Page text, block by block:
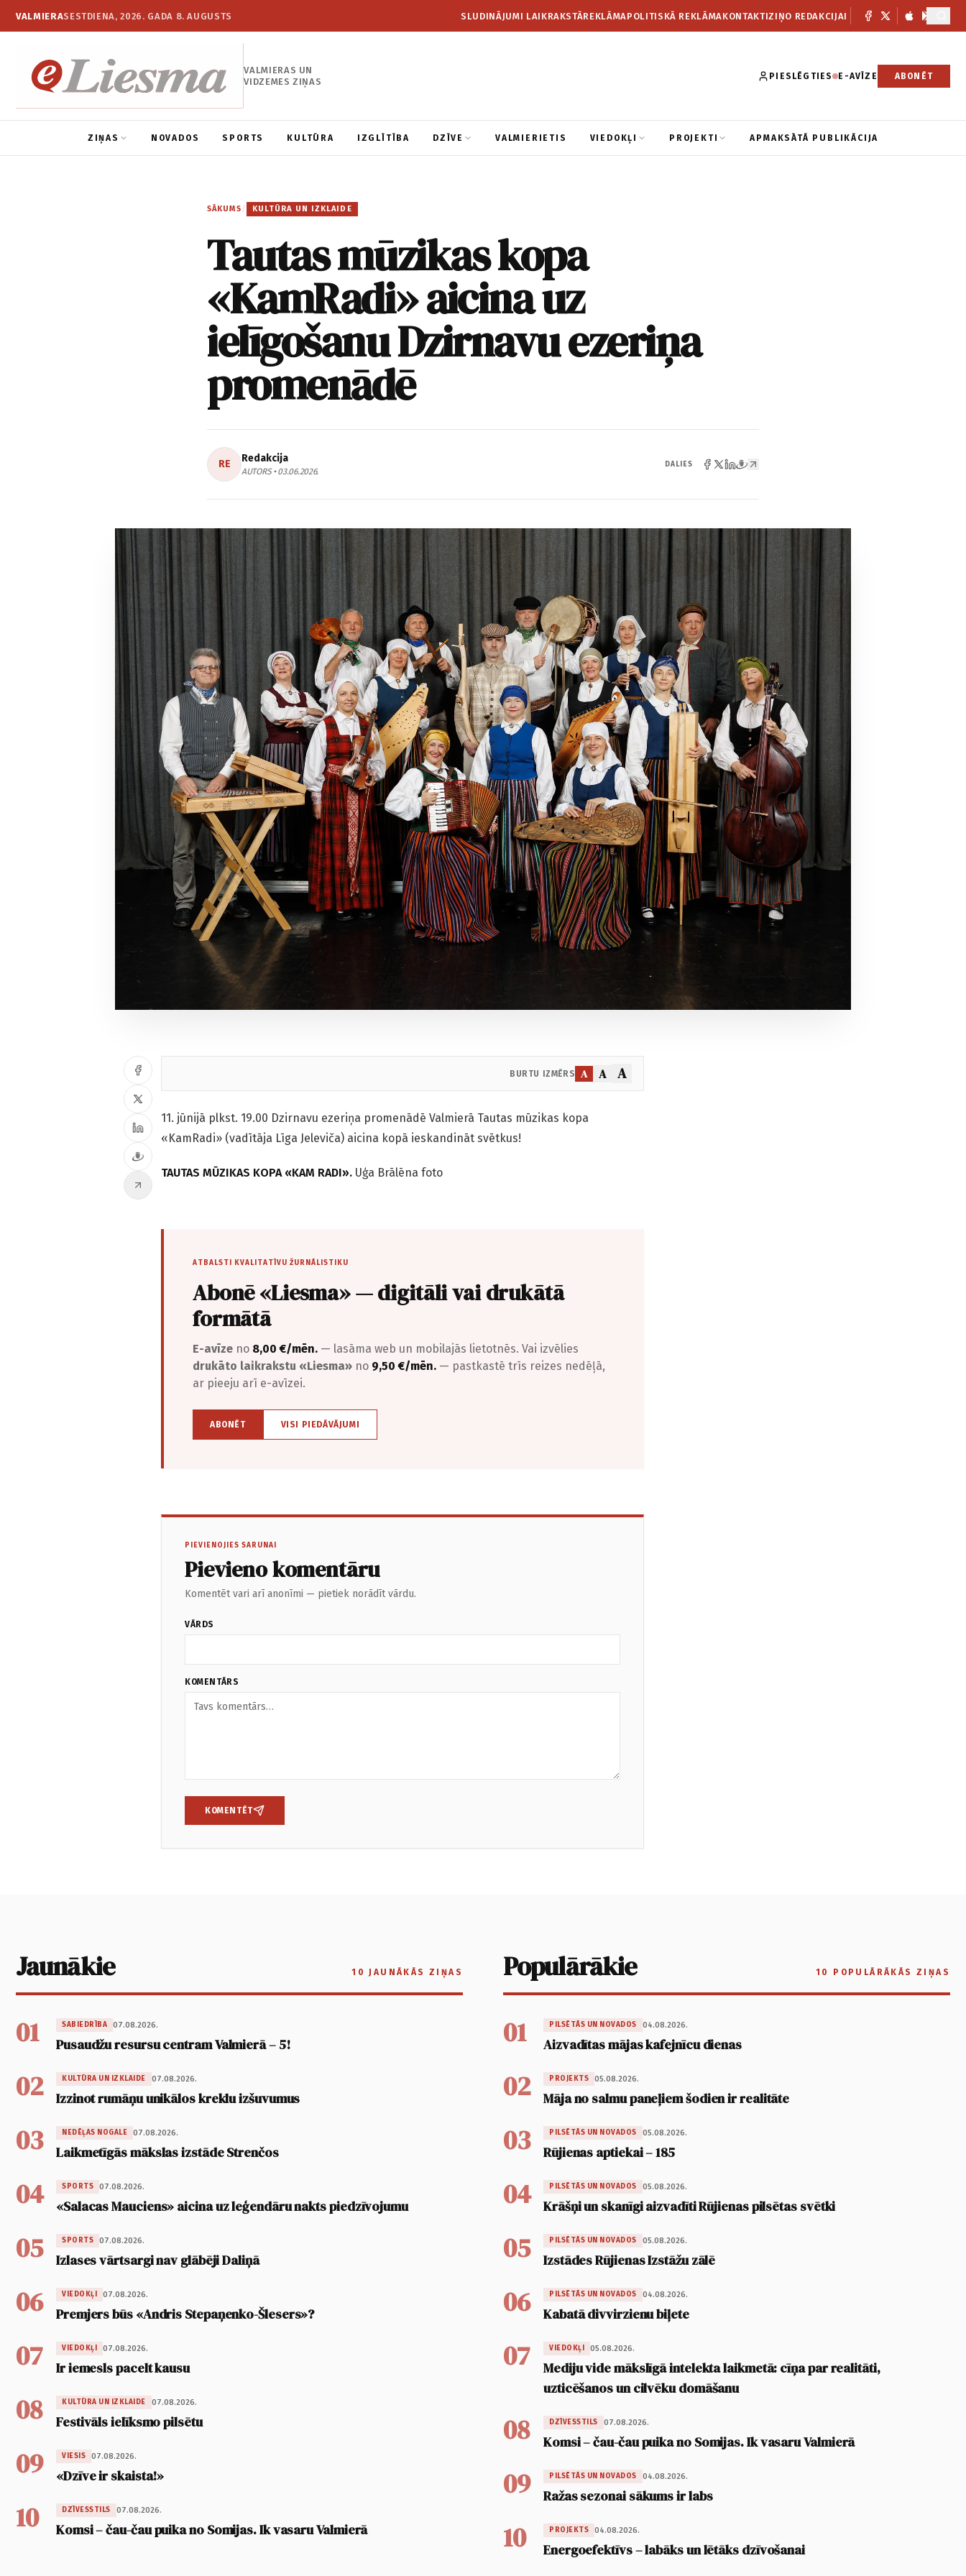
VALMIERASESTDIENA, 2026. GADA 8. AUGUSTS SLUDINĀJUMI LAIKRAKSTĀREKLĀMAPOLITISKĀ REKLĀMAKONTAKTIZIŅO REDAKCIJAI
VALMIERAS UN
VIDZEMES ZIŅAS
PIESLĒGTIES E-AVĪZE ABONĒT
ZIŅAS NOVADOS SPORTS KULTŪRA IZGLĪTĪBA DZĪVE VALMIERIETIS VIEDOKĻI PROJEKTI APMAKSĀTĀ PUBLIKĀCIJA
SĀKUMS / KULTŪRA UN IZKLAIDE
Tautas mūzikas kopa
«KamRadi» aicina uz
ielīgošanu Dzirnavu ezeriņa
promenādē
RE Redakcija
AUTORS • 03.06.2026.
DALIES
BURTU IZMĒRS A A A
11. jūnijā plkst. 19.00 Dzirnavu ezeriņa promenādē Valmierā Tautas mūzikas kopa
«KamRadi» (vadītāja Līga Jeleviča) aicina kopā ieskandināt svētkus!
TAUTAS MŪZIKAS KOPA «KAM RADI». Uģa Brālēna foto
ATBALSTI KVALITATĪVU ŽURNĀLISTIKU
Abonē «Liesma» — digitāli vai drukātā
formātā
E-avīze no 8,00 €/mēn. — lasāma web un mobilajās lietotnēs. Vai izvēlies
drukāto laikrakstu «Liesma» no 9,50 €/mēn. — pastkastē trīs reizes nedēļā,
ar pieeju arī e-avīzei.
ABONĒT VISI PIEDĀVĀJUMI
PIEVIENOJIES SARUNAI
Pievieno komentāru
Komentēt vari arī anonīmi — pietiek norādīt vārdu.
VĀRDS
KOMENTĀRS
KOMENTĒT
Jaunākie 10 JAUNĀKĀS ZIŅAS
01 SABIEDRĪBA 07.08.2026.
Pusaudžu resursu centram Valmierā – 5!
02 KULTŪRA UN IZKLAIDE 07.08.2026.
Izzinot rumāņu unikālos kreklu izšuvumus
03 NEDĒĻAS NOGALE 07.08.2026.
Laikmetīgās mākslas izstāde Strenčos
04 SPORTS 07.08.2026.
«Salacas Mauciens» aicina uz leģendāru nakts piedzīvojumu
05 SPORTS 07.08.2026.
Izlases vārtsargi nav glābēji Daliņā
06 VIEDOKĻI 07.08.2026.
Premjers būs «Andris Stepaņenko-Šlesers»?
07 VIEDOKĻI 07.08.2026.
Ir iemesls pacelt kausu
08 KULTŪRA UN IZKLAIDE 07.08.2026.
Festivāls ielīksmo pilsētu
09 VIESIS 07.08.2026.
«Dzīve ir skaista!»
10 DZĪVESSTILS 07.08.2026.
Komsi – čau-čau puika no Somijas. Ik vasaru Valmierā
Populārākie 10 POPULĀRĀKĀS ZIŅAS
01 PILSĒTĀS UN NOVADOS 04.08.2026.
Aizvadītas mājas kafejnīcu dienas
02 PROJEKTS 05.08.2026.
Māja no salmu paneļiem šodien ir realitāte
03 PILSĒTĀS UN NOVADOS 05.08.2026.
Rūjienas aptiekai – 185
04 PILSĒTĀS UN NOVADOS 05.08.2026.
Krāšņi un skanīgi aizvadīti Rūjienas pilsētas svētki
05 PILSĒTĀS UN NOVADOS 05.08.2026.
Izstādes Rūjienas Izstāžu zālē
06 PILSĒTĀS UN NOVADOS 04.08.2026.
Kabatā divvirzienu biļete
07 VIEDOKĻI 05.08.2026.
Mediju vide mākslīgā intelekta laikmetā: cīņa par realitāti,
uzticēšanos un cilvēku domāšanu
08 DZĪVESSTILS 07.08.2026.
Komsi – čau-čau puika no Somijas. Ik vasaru Valmierā
09 PILSĒTĀS UN NOVADOS 04.08.2026.
Ražas sezonai sākums ir labs
10 PROJEKTS 04.08.2026.
Energoefektīvs – labāks un lētāks dzīvošanai